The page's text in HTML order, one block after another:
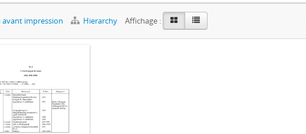
avant impression Hierarchy Affichage :